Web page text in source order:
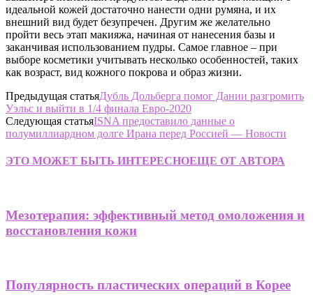
идеальной кожей достаточно нанести одни румяна, и их
внешний вид будет безупречен. Другим же желательно
пройти весь этап макияжа, начиная от нанесения базы и
заканчивая использованием пудры. Самое главное – при
выборе косметики учитывать несколько особенностей, таких
как возраст, вид кожного покрова и образ жизни.
Предыдущая статьяДубль Дольберга помог Дании разгромить
Уэльс и выйти в 1/4 финала Евро-2020
Следующая статьяISNA предоставило данные о
полумиллиардном долге Ирана перед Россией — Новости
ЭТО МОЖЕТ БЫТЬ ИНТЕРЕСНОЕЩЕ ОТ АВТОРА
Мезотерапия: эффективный метод омоложения и
восстановления кожи
Популярность пластических операций в Корее